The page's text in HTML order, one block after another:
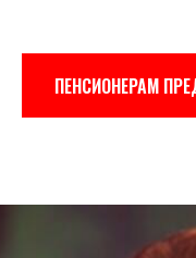
ПЕНСИОНЕРАМ